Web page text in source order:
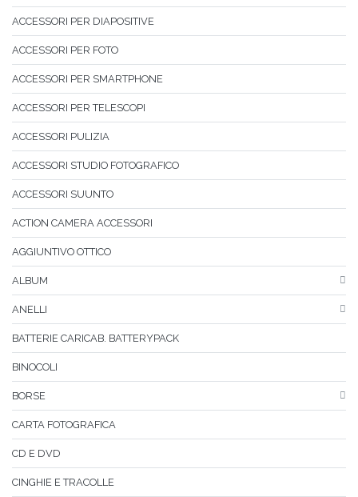
ACCESSORI PER DIAPOSITIVE
ACCESSORI PER FOTO
ACCESSORI PER SMARTPHONE
ACCESSORI PER TELESCOPI
ACCESSORI PULIZIA
ACCESSORI STUDIO FOTOGRAFICO
ACCESSORI SUUNTO
ACTION CAMERA ACCESSORI
AGGIUNTIVO OTTICO
ALBUM
ANELLI
BATTERIE CARICAB. BATTERYPACK
BINOCOLI
BORSE
CARTA FOTOGRAFICA
CD E DVD
CINGHIE E TRACOLLE